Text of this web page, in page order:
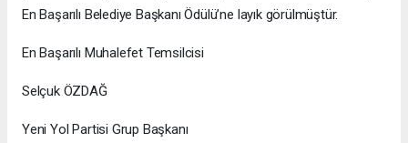
En Başarılı Belediye Başkanı Ödülü’ne layık görülmüştür.
En Başarılı Muhalefet Temsilcisi
Selçuk ÖZDAĞ
Yeni Yol Partisi Grup Başkanı